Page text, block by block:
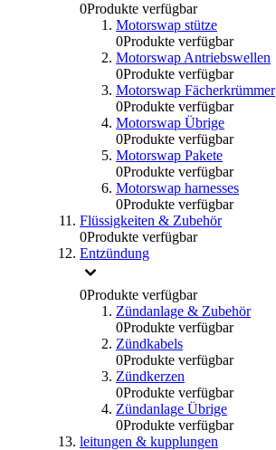
0Produkte verfügbar
Motorswap stütze
0Produkte verfügbar
Motorswap Antriebswellen
0Produkte verfügbar
Motorswap Fächerkrümmer
0Produkte verfügbar
Motorswap Übrige
0Produkte verfügbar
Motorswap Pakete
0Produkte verfügbar
Motorswap harnesses
0Produkte verfügbar
Flüssigkeiten & Zubehör
0Produkte verfügbar
Entzündung
0Produkte verfügbar
Zündanlage & Zubehör
0Produkte verfügbar
Zündkabels
0Produkte verfügbar
Zündkerzen
0Produkte verfügbar
Zündanlage Übrige
0Produkte verfügbar
leitungen & kupplungen